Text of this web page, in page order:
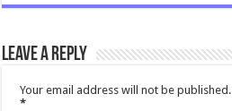
Leave a Reply
Your email address will not be published.
*